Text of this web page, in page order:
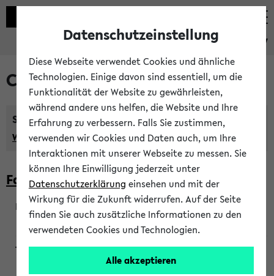
eKVV
Courses taught in English
Semester:
WiSe 2026/2027 SoSe 2026 Previous...
Faculty of Biology
200923
Wendisch, Peters-Wendisch, Stegelmann
Datenschutzeinstellung
Diese Webseite verwendet Cookies und ähnliche
Technologien. Einige davon sind essentiell, um die
Funktionalität der Website zu gewährleisten,
während andere uns helfen, die Website und Ihre
Erfahrung zu verbessern. Falls Sie zustimmen,
verwenden wir Cookies und Daten auch, um Ihre
Interaktionen mit unserer Webseite zu messen. Sie
können Ihre Einwilligung jederzeit unter
Datenschutzerklärung einsehen und mit der
Wirkung für die Zukunft widerrufen. Auf der Seite
finden Sie auch zusätzliche Informationen zu den
verwendeten Cookies und Technologien.
Alle akzeptieren